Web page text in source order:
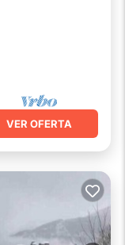
VER OFERTA